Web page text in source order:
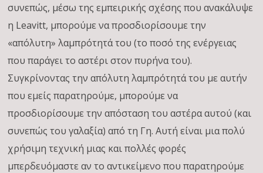
συνεπώς, μέσω της εμπειρικής σχέσης που ανακάλυψε
η Leavitt, μπορούμε να προσδιορίσουμε την
«απόλυτη» λαμπρότητά του (το ποσό της ενέργειας
που παράγει το αστέρι στον πυρήνα του).
Συγκρίνοντας την απόλυτη λαμπρότητά του με αυτήν
που εμείς παρατηρούμε, μπορούμε να
προσδιορίσουμε την απόσταση του αστέρα αυτού (και
συνεπώς του γαλαξία) από τη Γη. Αυτή είναι μια πολύ
χρήσιμη τεχνική μιας και πολλές φορές
μπερδευόμαστε αν το αντικείμενο που παρατηρούμε